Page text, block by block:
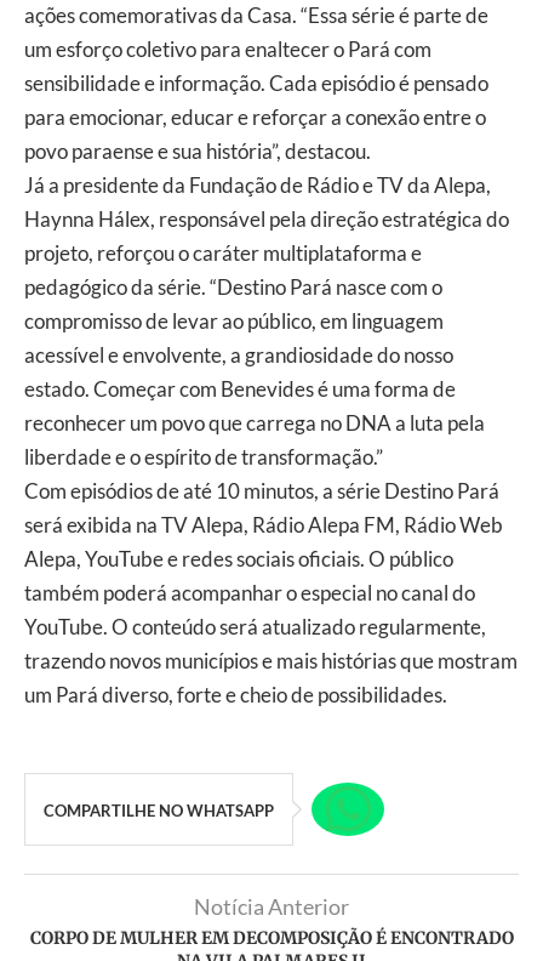
ações comemorativas da Casa. “Essa série é parte de
um esforço coletivo para enaltecer o Pará com
sensibilidade e informação. Cada episódio é pensado
para emocionar, educar e reforçar a conexão entre o
povo paraense e sua história”, destacou.
Já a presidente da Fundação de Rádio e TV da Alepa,
Haynna Hálex, responsável pela direção estratégica do
projeto, reforçou o caráter multiplataforma e
pedagógico da série. “Destino Pará nasce com o
compromisso de levar ao público, em linguagem
acessível e envolvente, a grandiosidade do nosso
estado. Começar com Benevides é uma forma de
reconhecer um povo que carrega no DNA a luta pela
liberdade e o espírito de transformação.”
Com episódios de até 10 minutos, a série Destino Pará
será exibida na TV Alepa, Rádio Alepa FM, Rádio Web
Alepa, YouTube e redes sociais oficiais. O público
também poderá acompanhar o especial no canal do
YouTube. O conteúdo será atualizado regularmente,
trazendo novos municípios e mais histórias que mostram
um Pará diverso, forte e cheio de possibilidades.
COMPARTILHE NO WHATSAPP
Notícia Anterior
CORPO DE MULHER EM DECOMPOSIÇÃO É ENCONTRADO